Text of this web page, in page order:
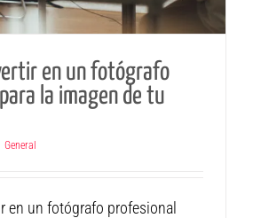
en un fotógrafo
la imagen de tu
General
en un fotógrafo profesional